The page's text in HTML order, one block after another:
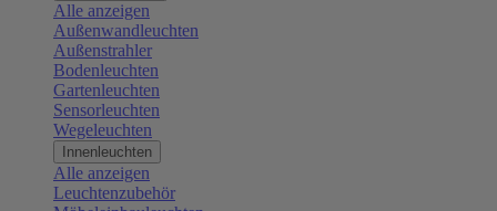
Alle anzeigen
Außenwandleuchten
Außenstrahler
Bodenleuchten
Gartenleuchten
Sensorleuchten
Wegeleuchten
Innenleuchten
Alle anzeigen
Leuchtenzubehör